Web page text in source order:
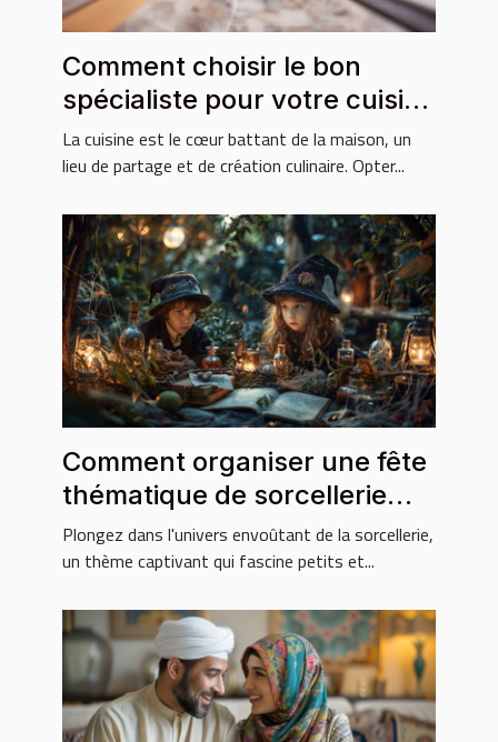
Comment choisir le bon
spécialiste pour votre cuisine
sur mesure
La cuisine est le cœur battant de la maison, un
lieu de partage et de création culinaire. Opter...
Comment organiser une fête
thématique de sorcellerie
pour enfants
Plongez dans l'univers envoûtant de la sorcellerie,
un thème captivant qui fascine petits et...